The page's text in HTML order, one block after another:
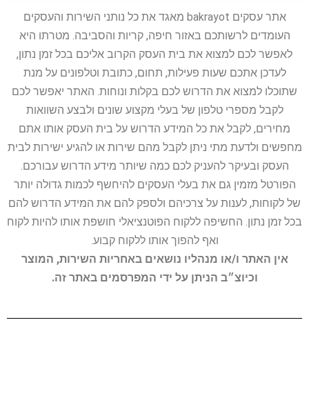
אתר עסקים bakrayot מאגד את כל נותני השירות והעסקים
העומדים לרשותכם באזור חיפה, קריות והסביבה. מטרתו היא
לאפשר לכם למצוא את בית העסק הקרוב אליכם בכל זמן נתון,
לעדכן אתכם שעות פעילות, תחום, כתובת וטלפונים על מנת
שתוכלו למצוא את הדרוש לכם בקלות ונוחות. האתר יאפשר לכם
לקבל מספרי טלפון של בעלי מקצוע שונים ולבצע השוואות
מחירים, לקבל את כל המידע הדרוש על בית העסק אותו אתם
מחפשים ולדעת מתי ניתן לקבל מהם שירות או להגיע ישירות לבית
העסק ובעיקר להעניק לכם כמה שיותר מידע הדרוש עבורכם.
הפורטל מזמין גם את בעלי העסקים להיחשף לכמות גדולה יותר
של לקוחות, לענות על צרכיהם ולספק להם את המידע הדרוש להם
בכל זמן נתון. החשיפה ללקוח הפוטנציאלי חושפת אותו להיות לקוח
ואף להפוך אותו ללקוח קבוע.
אין האתר ו/או מנהליו נושאים באחריות השירות, המוצר
וכיוצ״ב הניתן על ידי המפרסמים באתר זה.